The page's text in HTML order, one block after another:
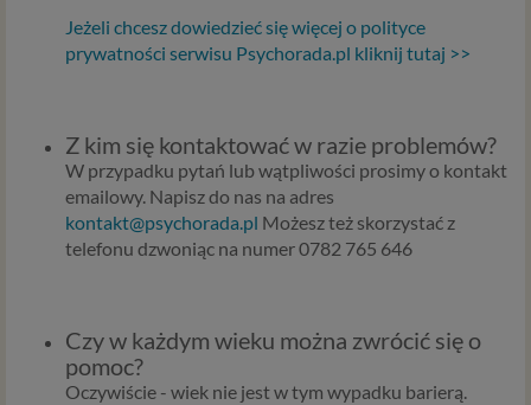
Jeżeli chcesz dowiedzieć się więcej o polityce
prywatności serwisu Psychorada.pl kliknij tutaj >>
Z kim się kontaktować w razie problemów?
W przypadku pytań lub wątpliwości prosimy o kontakt
emailowy. Napisz do nas na adres
kontakt@psychorada.pl Możesz też skorzystać z
telefonu dzwoniąc na numer 0782 765 646
Czy w każdym wieku można zwrócić się o
pomoc?
Oczywiście - wiek nie jest w tym wypadku barierą.